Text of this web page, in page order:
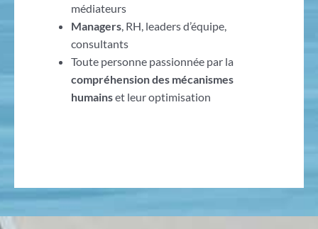
médiateurs
Managers, RH, leaders d’équipe,
consultants
Toute personne passionnée par la
compréhension des mécanismes
humainset leur optimisation